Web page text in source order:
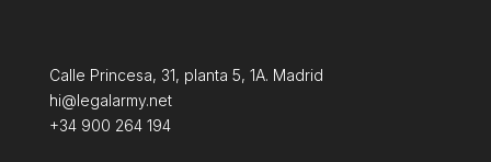
Calle Princesa, 31, planta 5, 1A. Madrid
hi@legalarmy.net
+34 900 264 194